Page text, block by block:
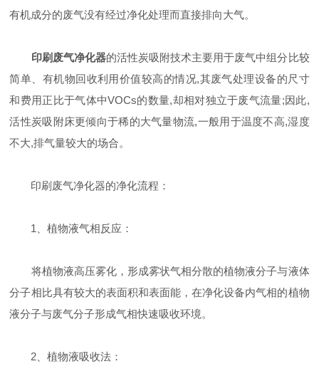
有机成分的废气没有经过净化处理而直接排向大气。
印刷废气净化器的活性炭吸附技术主要用于废气中组分比较
简单、有机物回收利用价值较高的情况,其废气处理设备的尺寸
和费用正比于气体中VOCs的数量,却相对独立于废气流量;因此,
活性炭吸附床更倾向于稀的大气量物流,一般用于温度不高,湿度
不大,排气量较大的场合。
印刷废气净化器的净化流程：
1、植物液气相反应：
将植物液高压雾化，形成雾状气相分散的植物液分子与液体
分子相比具有较大的表面积和表面能，在净化设备内气相的植物
液分子与废气分子形成气相快速吸收环境。
2、植物液吸收法：